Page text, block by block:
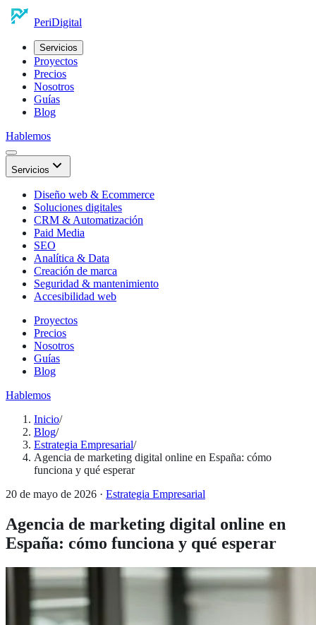
PeriDigital
Servicios
Proyectos
Precios
Nosotros
Guías
Blog
Hablemos
Servicios
Diseño web & Ecommerce
Soluciones digitales
CRM & Automatización
Paid Media
SEO
Analítica & Data
Creación de marca
Seguridad & mantenimiento
Accesibilidad web
Proyectos
Precios
Nosotros
Guías
Blog
Hablemos
Inicio/
Blog/
Estrategia Empresarial/
Agencia de marketing digital online en España: cómo
funciona y qué esperar
20 de mayo de 2026 · Estrategia Empresarial
Agencia de marketing digital online en
España: cómo funciona y qué esperar